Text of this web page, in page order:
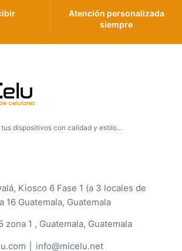
Atención personalizada
siempre
dispositivos con calidad y estilo…
Kiosco 6 Fase 1 (a 3 locales de
16 Guatemala, Guatemala
zona 1 , Guatemala, Guatemala
│ info@micelu.net